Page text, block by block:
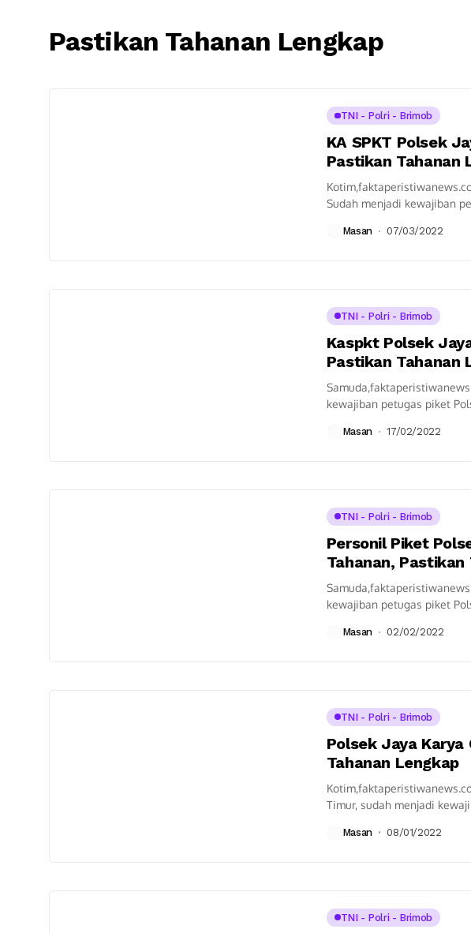
Pastikan Tahanan Lengkap
TNI - Polri - Brimob
KA SPKT Polsek
Pastikan Tahanan
Sudah menjadi kewajiban
Masan 07/03/2022
TNI - Polri - Brimob
Kaspkt Polsek
Pastikan Tahanan
kewajiban petugas piket
Masan 17/02/2022
TNI - Polri - Brimob
Personil Piket
Tahanan, Pastikan
kewajiban petugas piket
Masan 02/02/2022
TNI - Polri - Brimob
Polsek Jaya Karya
Tahanan Lengkap
Timur, sudah menjadi
Masan 08/01/2022
TNI - Polri - Brimob